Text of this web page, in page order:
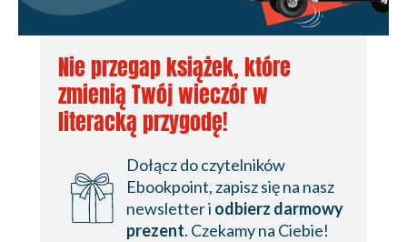
229
9.4. Przykład funkcjonowania kolei dużych prędkości 229
10. UTRZYMANIE DRÓG SZYNOWYCH (Zbigniew
Kędra) 237
10.1. Diagnostyka dróg szynowych 237
10.2. Naprawa dróg szynowych 257
Nie przegap książek, które
zmienią Twój wieczór w
literacką przygodę!
Dołącz do czytelników
Ebookpoint, zapisz się na nasz
newsletter i odbierz darmowy
prezent. Czekamy na Ciebie!